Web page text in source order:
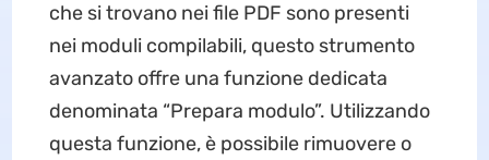
che si trovano nei file PDF sono presenti
nei moduli compilabili, questo strumento
avanzato offre una funzione dedicata
denominata “Prepara modulo”. Utilizzando
questa funzione, è possibile rimuovere o